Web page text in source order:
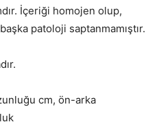
İçeriği homojen olup,
patoloji saptanmamıştır.
cm, ön-arka